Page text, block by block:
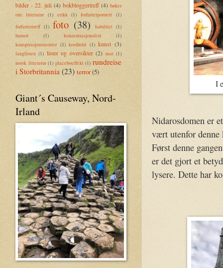
I
Nidarosdomen er
vært utenfor denne
Først denne
er det gjort et
lysere. Dette har
bilder - 22. juli (4) bokbloggertreff (4) bøker
om litteratur (1) etikk (1) forfatterportrett (1)
forfattertreff (1) foto (38) habilitet (1)
humor
(1) konsentrasjonsleir
(1)
konspirasjonsteorier (1) kosthold (1) kunst (3)
langlisten (1) lister og oversikter (2) mat (1)
norsk litteratur (1) placeboeffekt (1) rundreise
i Storbritannia (23) terror(5)
Giant´s Causeway, Nord-
Irland